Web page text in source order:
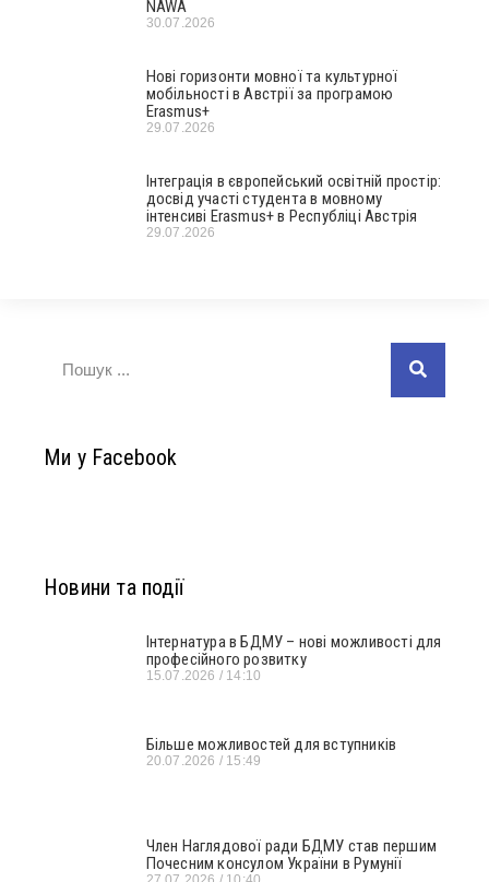
NAWA
30.07.2026
Нові горизонти мовної та культурної
мобільності в Австрії за програмою
Erasmus+
29.07.2026
Інтеграція в європейський освітній простір:
досвід участі студента в мовному
інтенсиві Erasmus+ в Республіці Австрія
29.07.2026
Ми у Facebook
Новини та події
Інтернатура в БДМУ – нові можливості для
професійного розвитку
15.07.2026 14:10
Більше можливостей для вступників
20.07.2026 15:49
Член Наглядової ради БДМУ став першим
Почесним консулом України в Румунії